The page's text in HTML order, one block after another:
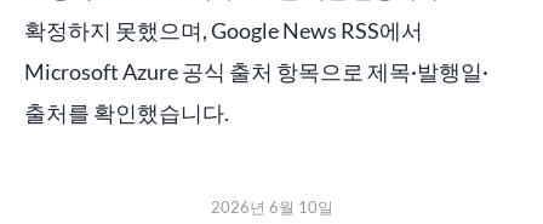
확정하지 못했으며, Google News RSS에서
Microsoft Azure 공식 출처 항목으로 제목·발행일·
출처를 확인했습니다.
2026년 6월 10일